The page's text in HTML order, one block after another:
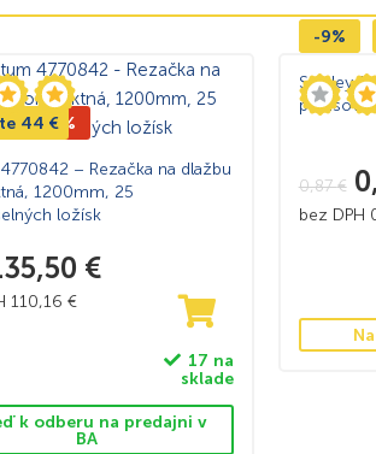
náterov z povrchu materiálov.
alebo povrchov.
a stavebných prác.
od elektrikárstva po montáže.
nákladov.
až po lepenie.
-24%
44 €
– Rezačka na dlažbu
1200mm, 25
ložísk
€
110,16 €
17 na
sklade
k odberu na predajni v
BA
-9%
Stanley
0,87€
bez DPH